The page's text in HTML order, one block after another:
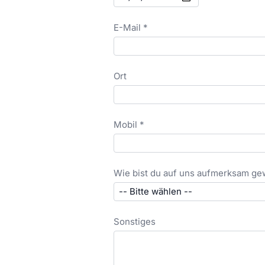
E-Mail *
Ort
Mobil *
Wie bist du auf uns aufmerksam
Sonstiges